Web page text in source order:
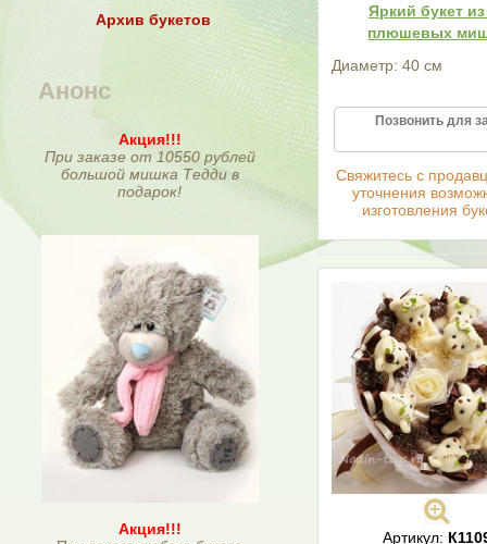
Архив букетов
Анонс
Акция!!!
При заказе от 10550 рублей
большой мишка Тедди в
подарок!
Акция!!!
Яркий букет
плюшевых
Диаметр: 40 см
Позвонить для
Cвяжитесь с
уточнения
изготовления
Артикул: